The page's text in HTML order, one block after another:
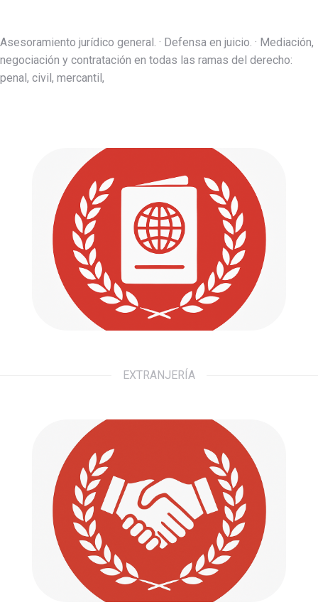
Asesoramiento jurídico general. · Defensa en juicio. · Mediación,
negociación y contratación en todas las ramas del derecho:
penal, civil, mercantil,
Extranjería
Defendemos tus derechos. Acompañamos
tus pasos.
EXTRANJERÍA
Defendemos tus derechos. Acompañamos
tus pasos.
Ir a...